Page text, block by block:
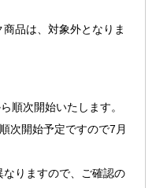
品は、対象外となりま
順次開始いたします。
次開始予定ですので7月
りますので、ご確認の